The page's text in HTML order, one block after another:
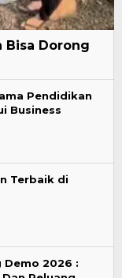
Bisa Dorong
Pendidikan
Business
Terbaik di
Demo 2026 :